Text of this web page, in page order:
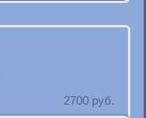
2700 руб.